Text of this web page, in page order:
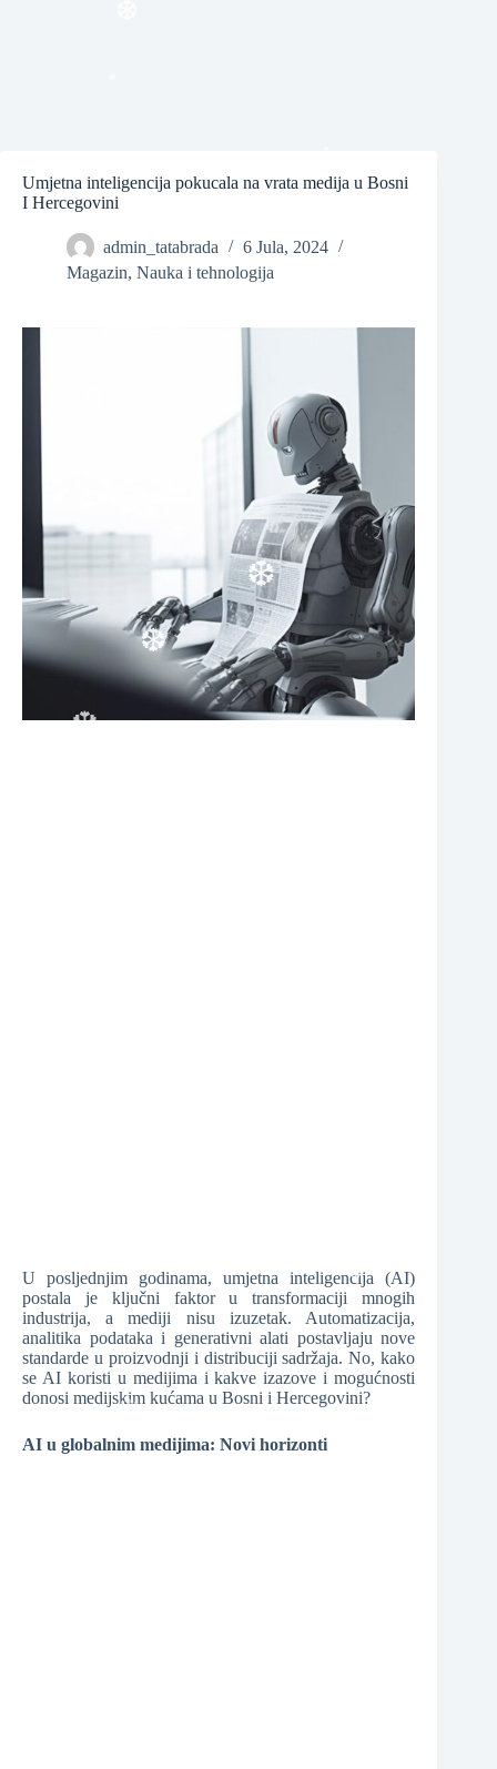
Umjetna inteligencija pokucala na vrata medija u Bosni
I Hercegovini
admin_tatabrada
6 Jula, 2024
Magazin, Nauka i tehnologija
U posljednjim godinama, umjetna inteligencija (AI)
postala je ključni faktor u transformaciji mnogih
industrija, a mediji nisu izuzetak. Automatizacija,
analitika podataka i generativni alati postavljaju nove
standarde u proizvodnji i distribuciji sadržaja. No, kako
se AI koristi u medijima i kakve izazove i mogućnosti
donosi medijskim kućama u Bosni i Hercegovini?
AI u globalnim medijima: Novi horizonti
❆
❆
❆
❆